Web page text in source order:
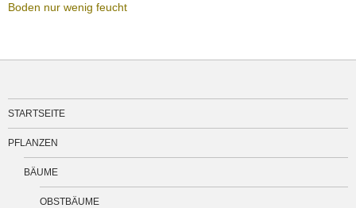
Boden nur wenig feucht
STARTSEITE
PFLANZEN
BÄUME
OBSTBÄUME